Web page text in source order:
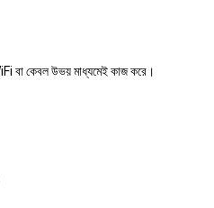
বা কেবল উভয় মাধ্যমেই কাজ করে।